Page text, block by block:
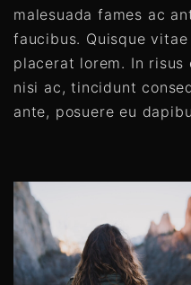
malesuada fames ac
faucibus. Quisque
placerat lorem. In risus
nisi ac, tincidunt
ante, posuere eu